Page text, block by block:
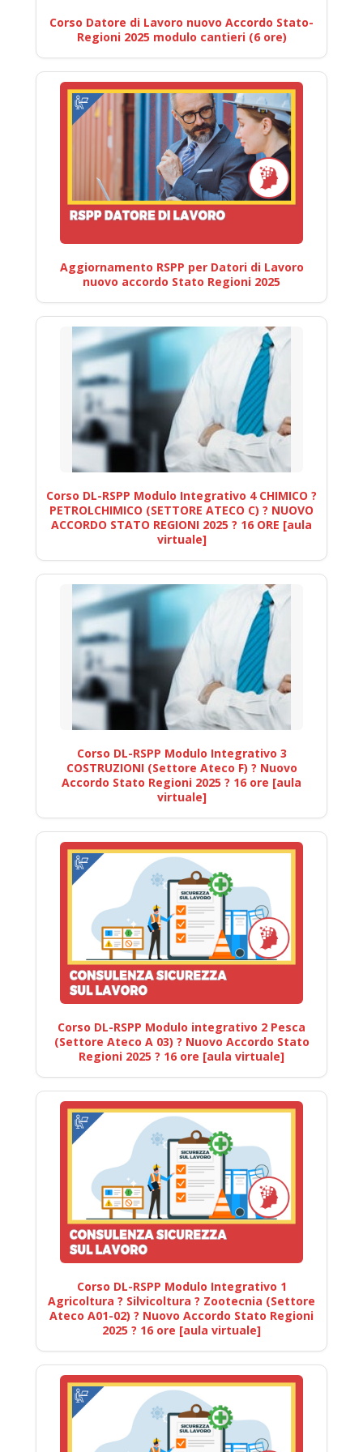
Corso Datore di Lavoro nuovo Accordo Stato-
Regioni 2025 modulo cantieri (6 ore)
Aggiornamento RSPP per Datori di Lavoro
nuovo accordo Stato Regioni 2025
Corso DL-RSPP Modulo Integrativo 4 CHIMICO ?
PETROLCHIMICO (SETTORE ATECO C) ? NUOVO
ACCORDO STATO REGIONI 2025 ? 16 ORE [aula
virtuale]
Corso DL-RSPP Modulo Integrativo 3
COSTRUZIONI (Settore Ateco F) ? Nuovo
Accordo Stato Regioni 2025 ? 16 ore [aula
virtuale]
Corso DL-RSPP Modulo integrativo 2 Pesca
(Settore Ateco A 03) ? Nuovo Accordo Stato
Regioni 2025 ? 16 ore [aula virtuale]
Corso DL-RSPP Modulo Integrativo 1
Agricoltura ? Silvicoltura ? Zootecnia (Settore
Ateco A01-02) ? Nuovo Accordo Stato Regioni
2025 ? 16 ore [aula virtuale]